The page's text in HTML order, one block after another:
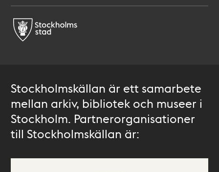
Stockholmskällan är ett samarbete
mellan arkiv, bibliotek och museer i
Stockholm. Partnerorganisationer
till Stockholmskällan är: